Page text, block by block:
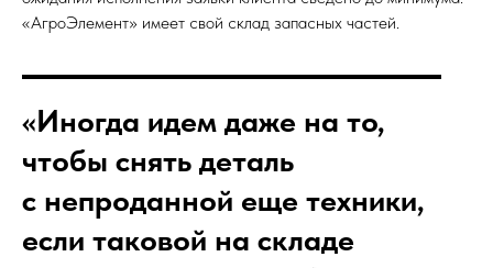
«АгроЭлемент» имеет свой склад запасных частей.
«Иногда идем даже на то,
чтобы снять деталь
с непроданной еще техники,
если таковой на складе